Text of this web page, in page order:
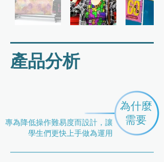
​產品分析
專為降低操作難易度而設計，讓
學生們更快上手做為運用
為什麼
需要